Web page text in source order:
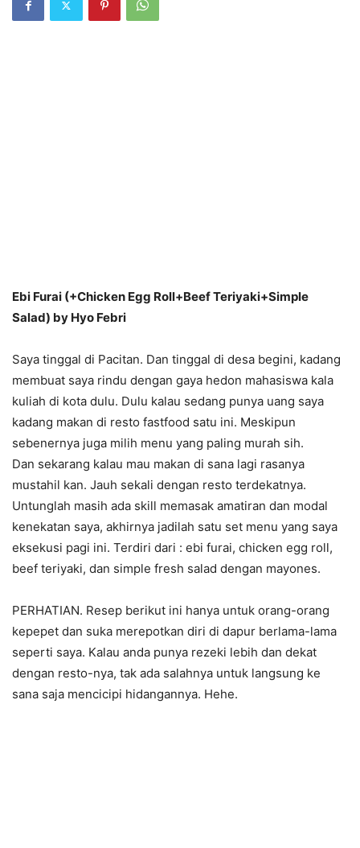
Ebi Furai (+Chicken Egg Roll+Beef Teriyaki+Simple
Salad) by Hyo Febri
Saya tinggal di Pacitan. Dan tinggal di desa begini, kadang
membuat saya rindu dengan gaya hedon mahasiswa kala
kuliah di kota dulu. Dulu kalau sedang punya uang saya
kadang makan di resto fastfood satu ini. Meskipun
sebenernya juga milih menu yang paling murah sih.
Dan sekarang kalau mau makan di sana lagi rasanya
mustahil kan. Jauh sekali dengan resto terdekatnya.
Untunglah masih ada skill memasak amatiran dan modal
kenekatan saya, akhirnya jadilah satu set menu yang saya
eksekusi pagi ini. Terdiri dari : ebi furai, chicken egg roll,
beef teriyaki, dan simple fresh salad dengan mayones.
PERHATIAN. Resep berikut ini hanya untuk orang-orang
kepepet dan suka merepotkan diri di dapur berlama-lama
seperti saya. Kalau anda punya rezeki lebih dan dekat
dengan resto-nya, tak ada salahnya untuk langsung ke
sana saja mencicipi hidangannya. Hehe.